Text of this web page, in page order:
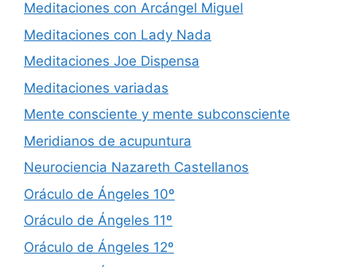
Meditaciones con Arcángel Miguel
Meditaciones con Lady Nada
Meditaciones Joe Dispensa
Meditaciones variadas
Mente consciente y mente subconsciente
Meridianos de acupuntura
Neurociencia Nazareth Castellanos
Oráculo de Ángeles 10º
Oráculo de Ángeles 11º
Oráculo de Ángeles 12º